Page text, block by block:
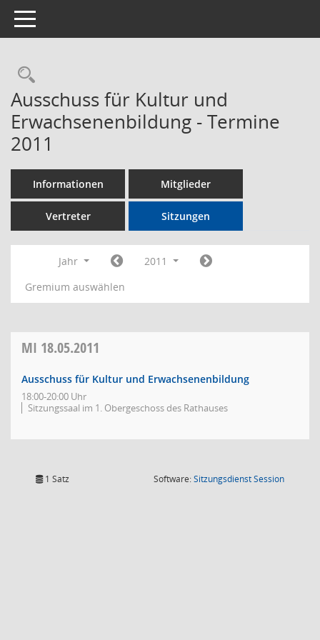
Toggle navigation
Rechercheauswahl
Ausschuss für Kultur und
Erwachsenenbildung - Termine
2011
Informationen Mitglieder
Vertreter Sitzungen
Jahr
2011
Gremium auswählen
MI 18.05.2011
Ausschuss für Kultur und Erwachsenenbildung
18:00-20:00 Uhr
Sitzungssaal im 1. Obergeschoss des Rathauses
1 Satz Software:SitzungsdienstSession(Wird in